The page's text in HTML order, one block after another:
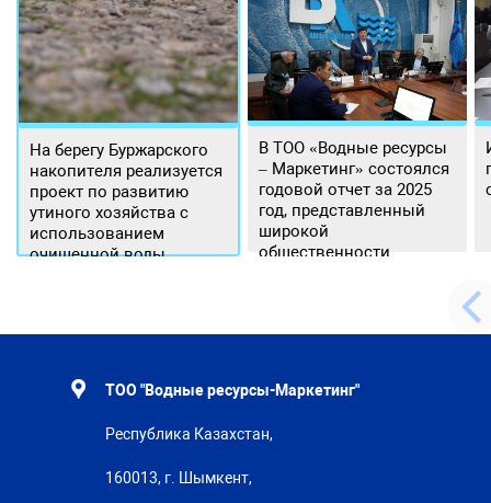
На берегу Буржарского
накопителя реализуется
проект по развитию
утиного хозяйства с
использованием
очищенной воды
В ТОО «Водные ресурсы
– Маркетинг» состоялся
годовой отчет за 2025
год, представленный
широкой
общественности.
ТОО "Водные ресурсы-Маркетинг"
Республика Казахстан,
160013, г. Шымкент,